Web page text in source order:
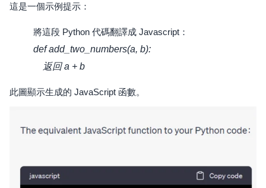
這是一個示例提示：
將這段 Python 代碼翻譯成 Javascript：
def add_two_numbers(a, b):
返回 a + b
此圖顯示生成的 JavaScript 函數。